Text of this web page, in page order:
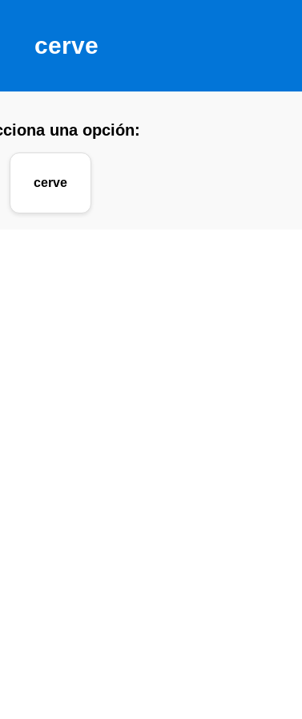
cerve
una opción:
cerve